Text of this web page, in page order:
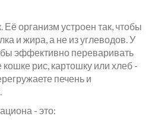
организм устроен так, чтобы
и жира, а не из углеводов. У
эффективно переваривать
рис, картошку или хлеб -
печень и
- это: